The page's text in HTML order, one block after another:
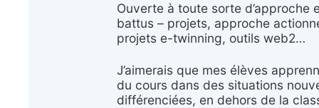
Ouverte à toute sorte d’approche
battus – projets, approche
projets e-twinning, outils web2…
J’aimerais que mes élèves
du cours dans des situations
différenciées, en dehors de la